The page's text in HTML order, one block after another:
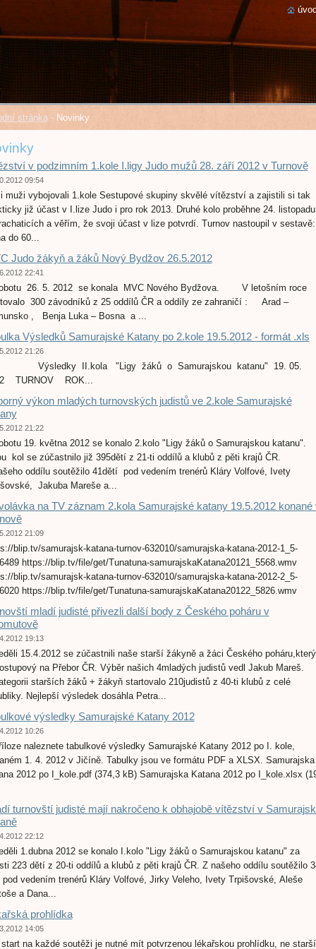
stránka - Novinky
v podzimním 1.kole I.ligy Judo mužů 28. září 2012 v Turnově
09:54
muži vybojovali 1.kole Sestupové skupiny skvělé vítězství a zajistili si tak
již účast v I.lize Judo i pro rok 2013. Druhé kolo proběhne 24. listopadu
a věřím, že svoji účast v lize potvrdí. Turnov nastoupil v sestavě:
do 60...
Judo žákyň a žáků Nový Bydžov 26.5.2012
22:41
26. 5. 2012 se konala MVC Nového Bydžova. V letošním roce
300 závodníků z 25 oddílů ČR a oddíly ze zahraničí : Arad –
, Benja Luka – Bosna a ...
Výsledků Samurajské Katany po 2.kole 19.5.2012 - formát .xls
21:26
II.kola "Ligy žáků o Samurajskou katanu" 19. 05.
TURNOV ROK...
výkon mladých turnovských judistů ve 2.kole Samurajské
21:22
19. května 2012 se konalo 2.kolo "Ligy žáků o Samurajskou katanu".
kol se zúčastnilo již 395dětí z 21-ti oddílů a klubů z pěti krajů ČR.
oddílu soutěžilo 41dětí pod vedením trenérů Kláry Volfové, Ivety
Jakuba Mareše a...
na TV záznam 2.kola Samurajské katany 19.5.2012 konané
21:09
blip.tv/samurajsk-katana-turnov-632010/samurajska-katana-2012-1_5-
https://blip.tv/file/get/Tunatuna-samurajskaKatana20121_5568.wmv
blip.tv/samurajsk-katana-turnov-632010/samurajska-katana-2012-2_5-
https://blip.tv/file/get/Tunatuna-samurajskaKatana20122_5826.wmv
mladí judisté přivezli další body z Českého poháru v
19:13
15.4.2012 se zúčastnili naše starší žákyně a žáci Českého poháru,který
na Přebor ČR. Výběr našich 4mladých judistů vedl Jakub Mareš.
starších žáků + žákyň startovalo 210judistů z 40-ti klubů z celé
Nejlepší výsledek dosáhla Petra...
výsledky Samurajské Katany 2012
10:26
naleznete tabulkové výsledky Samurajské Katany 2012 po I. kole,
1. 4. 2012 v Jičíně. Tabulky jsou ve formátu PDF a XLSX. Samurajska
2012 po I_kole.pdf (374,3 kB) Samurajska Katana 2012 po I_kole.xlsx
turnovští judisté mají nakročeno k obhajobě vítězství v
22:12
1.dubna 2012 se konalo I.kolo "Ligy žáků o Samurajskou katanu" za
223 dětí z 20-ti oddílů a klubů z pěti krajů ČR. Z našeho oddílu soutěžilo
pod vedením trenérů Kláry Volfové, Jirky Veleho, Ivety Trpišovské, Aleše
a Dana...
prohlídka
14:05
start na každé soutěži je nutné mít potvrzenou lékařskou prohlídku, ne starší